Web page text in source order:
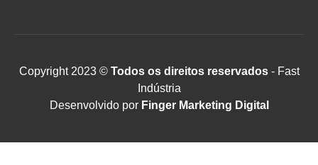
Copyright 2023 ©Todos os direitos reservados- Fast
Indústria
Desenvolvido por Finger Marketing Digital